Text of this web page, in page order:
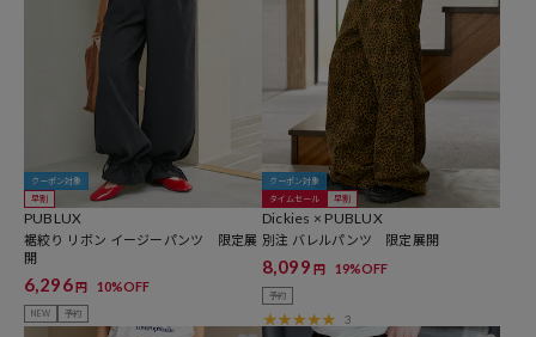
クーポン対象
早割
PUBLUX
裾絞り リボン イージーパンツ 限定展
開
6,296円 10%OFF
NEW 予約
クーポン対象
タイムセール
早割
Dickies × PUBLUX
別注 バレルパンツ 限定展開
8,099 円 19%OFF
予約
3